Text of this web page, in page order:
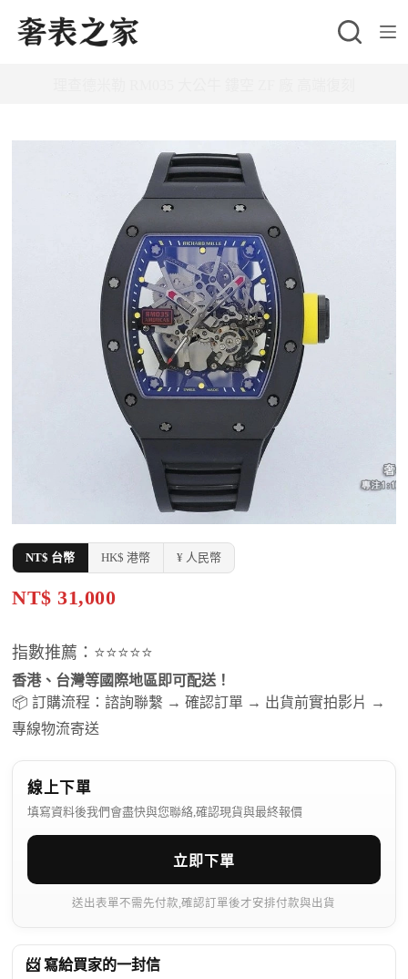
跳
至
NT$ 台幣 HK$ 港幣 ¥ 人民幣
NT$ 31,000
指數推薦：⭐⭐⭐⭐⭐
香港、台灣等國際地區即可配送！
📦 訂購流程：諮詢聯繫 → 確認訂單 → 出貨前實拍影片 →
專線物流寄送
線上下單
填寫資料後我們會盡快與您聯絡,確認現貨與最終報價
立即下單
送出表單不需先付款,確認訂單後才安排付款與出貨
📨 寫給買家的一封信